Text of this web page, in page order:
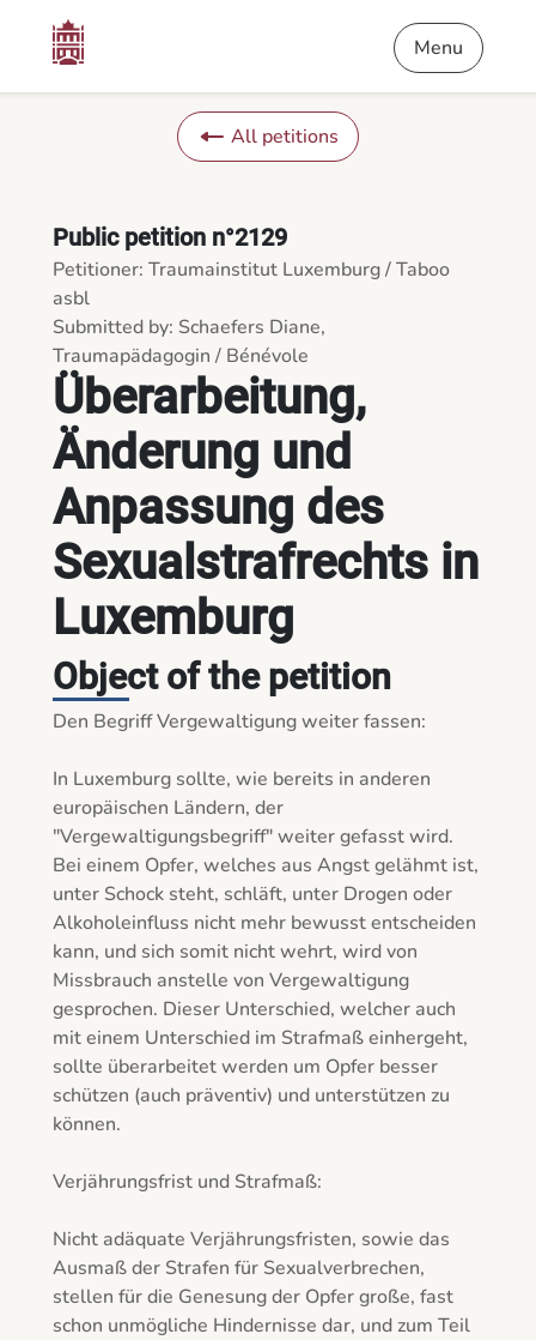
Überarbeitung, Änderung und Anpassung des
Menu
All petitions
Überarbeitung,
Änderung und
Anpassung des
Sexualstrafrechts in
Luxemburg
Public petition n°2129
Petitioner: Traumainstitut Luxemburg / Taboo
asbl
Submitted by: Schaefers Diane,
Traumapädagogin / Bénévole
Object of the petition
Den Begriff Vergewaltigung weiter fassen:
In Luxemburg sollte, wie bereits in anderen
europäischen Ländern, der
"Vergewaltigungsbegriff" weiter gefasst wird.
Bei einem Opfer, welches aus Angst gelähmt ist,
unter Schock steht, schläft, unter Drogen oder
Alkoholeinfluss nicht mehr bewusst entscheiden
kann, und sich somit nicht wehrt, wird von
Missbrauch anstelle von Vergewaltigung
gesprochen. Dieser Unterschied, welcher auch
mit einem Unterschied im Strafmaß einhergeht,
sollte überarbeitet werden um Opfer besser
schützen (auch präventiv) und unterstützen zu
können.
Verjährungsfrist und Strafmaß:
Nicht adäquate Verjährungsfristen, sowie das
Ausmaß der Strafen für Sexualverbrechen,
stellen für die Genesung der Opfer große, fast
schon unmögliche Hindernisse dar, und zum Teil